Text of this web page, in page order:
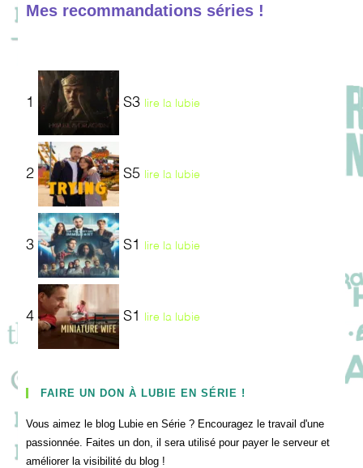
Mes recommandations séries !
1 S3 lire la lubie
2 S5 lire la lubie
3 S1 lire la lubie
4 S1 lire la lubie
FAIRE UN DON À LUBIE EN SÉRIE !
Vous aimez le blog Lubie en Série ? Encouragez le travail d'une
passionnée. Faites un don, il sera utilisé pour payer le serveur et
améliorer la visibilité du blog !